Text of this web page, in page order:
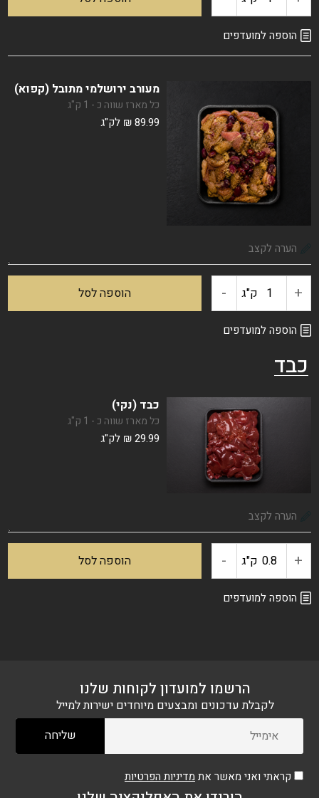
ובשר
של
הוספה למועדפים
מעורב ירושלמי מתובל (קפוא)
כל מארז שווה כ - 1 ק"ג
₪89.99 לק"ג
+ כמות
של
מעורב
ירושלמי
(קפוא)
ק"ג - הוספה לסל
הוספה למועדפים
כבד
כבד (נקי)
כל מארז שווה כ - 1 ק"ג
₪29.99 לק"ג
+ כמות
של
ק"ג - הוספה לסל
הוספה למועדפים
הרשמו למועדון לקוחות שלנו
לקבלת עדכונים ומבצעים מיוחדים ישירות למייל
קראתי ואני מאשר את מדיניות הפרטיות